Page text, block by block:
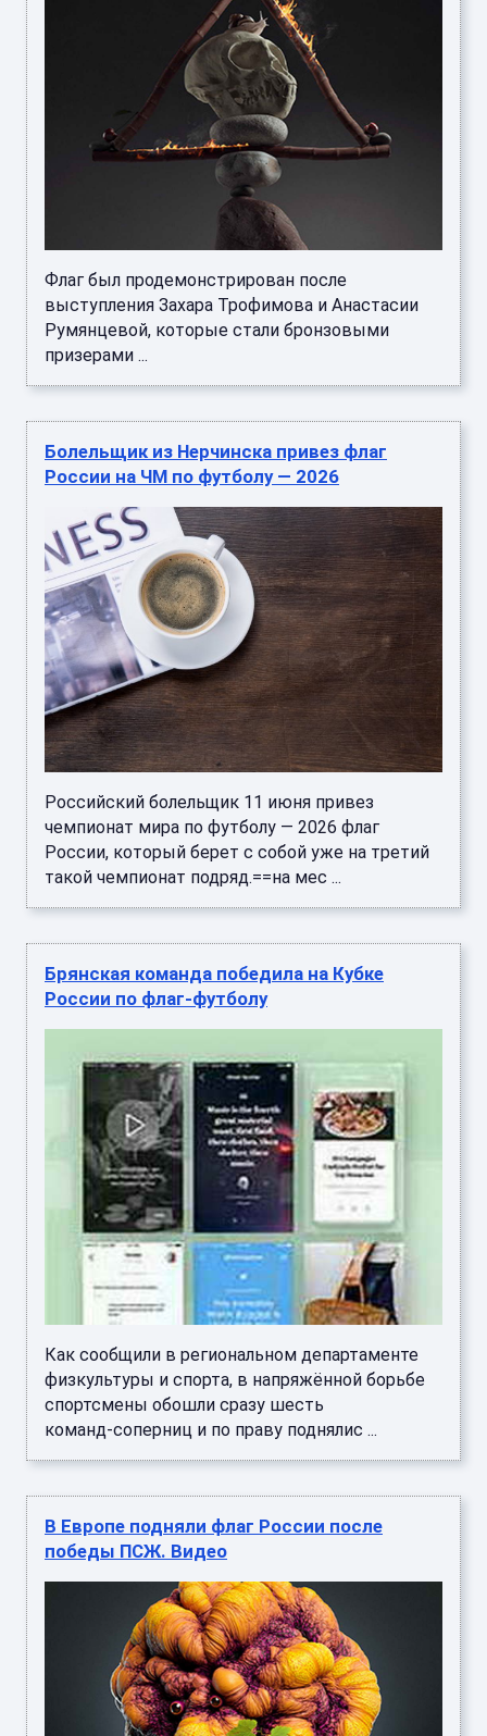
Флаг был продемонстрирован после
выступления Захара Трофимова и Анастасии
Румянцевой, которые стали бронзовыми
призерами ...
Болельщик из Нерчинска привез флаг
России на ЧМ по футболу — 2026
Российский болельщик 11 июня привез
чемпионат мира по футболу — 2026 флаг
России, который берет с собой уже на третий
такой чемпионат подряд.==на мес ...
Брянская команда победила на Кубке
России по флаг‑футболу
Как сообщили в региональном департаменте
физкультуры и спорта, в напряжённой борьбе
спортсмены обошли сразу шесть
команд‑соперниц и по праву поднялис ...
В Европе подняли флаг России после
победы ПСЖ. Видео